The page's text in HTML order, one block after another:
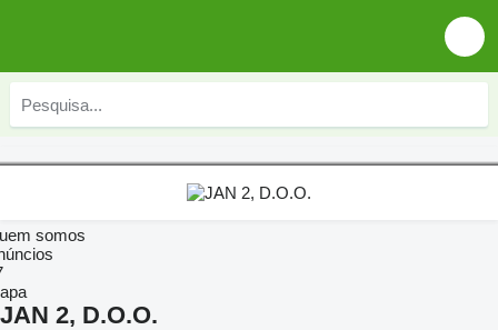
somos
JAN 2, D.O.O.